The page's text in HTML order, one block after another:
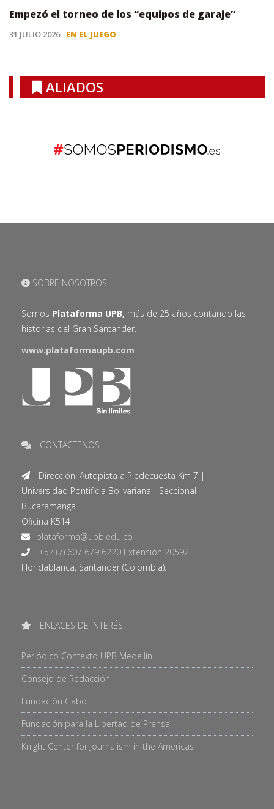
Empezó el torneo de los “equipos de garaje”
31 JULIO 2026 EN EL JUEGO
ALIADOS
SOBRE NOSOTROS
Somos Plataforma UPB, más de 25 años contando las
historias del Gran Santander.
www.plataformaupb.com
CONTÁCTENOS
Dirección: Autopista a Piedecuesta Km 7 |
Universidad Pontificia Bolivariana - Seccional
Bucaramanga
Oficina K514
+57 (7) 607 679 6220 Extensión 20592
Floridablanca, Santander (Colombia).
ENLACES DE INTERÉS
Periódico Contexto UPB Medellín
Consejo de Redacción
Fundación Gabo
Fundación para la Libertad de Prensa
Knight Center for Journalism in the Americas